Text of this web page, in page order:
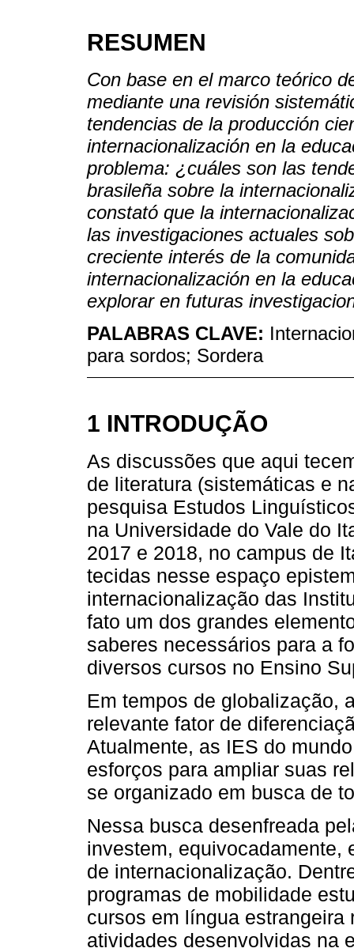
RESUMEN
Con base en el marco teórico
mediante una revisión
tendencias de la producción
internacionalización en la
problema: ¿cuáles son las
brasileña sobre la
constató que la
las investigaciones actuales
creciente interés de la
internacionalización en la
explorar en futuras
PALABRAS CLAVE:
para sordos; Sordera
1 INTRODUÇÃO
As discussões que aqui
de literatura (sistemáticas e
pesquisa Estudos
na Universidade do Vale do
2017 e 2018, no campus de
tecidas nesse espaço
internacionalização das
fato um dos grandes
saberes necessários para a
diversos cursos no Ensino
Em tempos de globalização,
relevante fator de
Atualmente, as IES do
esforços para ampliar suas
se organizado em busca de
Nessa busca desenfreada
investem, equivocadamente,
de internacionalização.
programas de mobilidade
cursos em língua
atividades desenvolvidas na